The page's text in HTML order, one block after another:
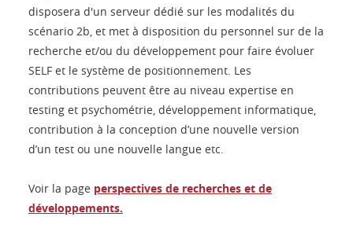
disposera d'un serveur dédié sur les modalités du
scénario 2b, et met à disposition du personnel sur de la
recherche et/ou du développement pour faire évoluer
SELF et le système de positionnement. Les
contributions peuvent être au niveau expertise en
testing et psychométrie, développement informatique,
contribution à la conception d’une nouvelle version
d’un test ou une nouvelle langue etc.
Voir la page perspectives de recherches et de
développements.